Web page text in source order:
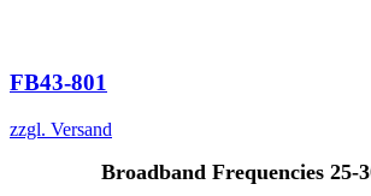
FB43-801
zzgl. Versand
Broadband Frequencies 25-